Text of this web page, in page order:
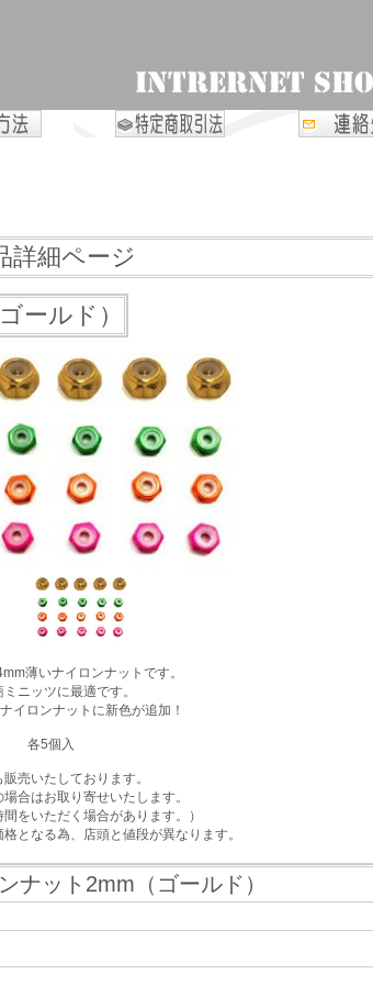
詳細ページ
ールド）
薄いナイロンナットです。
ニッツに最適です。
イロンナットに新色が追加！
各5個入
売いたしております。
合はお取り寄せいたします。
間をいただく場合があります。）
となる為、店頭と値段が異なります。
ット2mm（ゴールド）